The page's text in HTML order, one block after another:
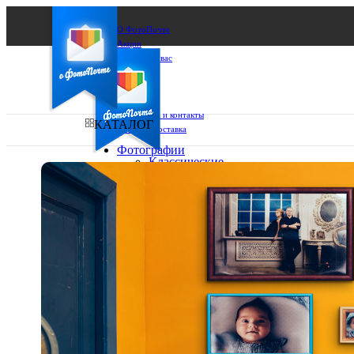
О ФотоПочте
Акции
Сделаем за вас
Бизнесу
FAQ
Франшиза
Поддержка и контакты
Оплата и доставка
Ваш город:
Выберите из списка:
КАТАЛОГ
Фотографии
Классические
10х10
10х15
13х18
15х15
30х30
30х40